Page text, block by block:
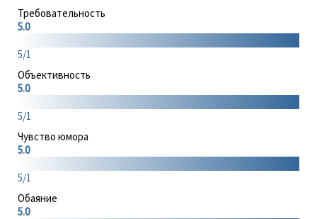
Требовательность
5.0
5/1
Объективность
5.0
5/1
Чувство юмора
5.0
5/1
Обаяние
5.0